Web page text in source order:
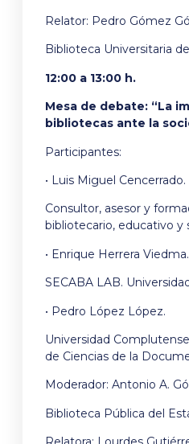
Relator: Pedro Gómez
Biblioteca Universitaria
12:00 a 13:00 h.
Mesa de debate: “La
bibliotecas ante la
Participantes:
• Luis Miguel Cencerrado.
Consultor, asesor y
bibliotecario, educativo y
• Enrique Herrera Viedma.
SECABA LAB.
• Pedro López López.
Universidad
de Ciencias de la
Moderador: Antonio A.
Biblioteca Pública del